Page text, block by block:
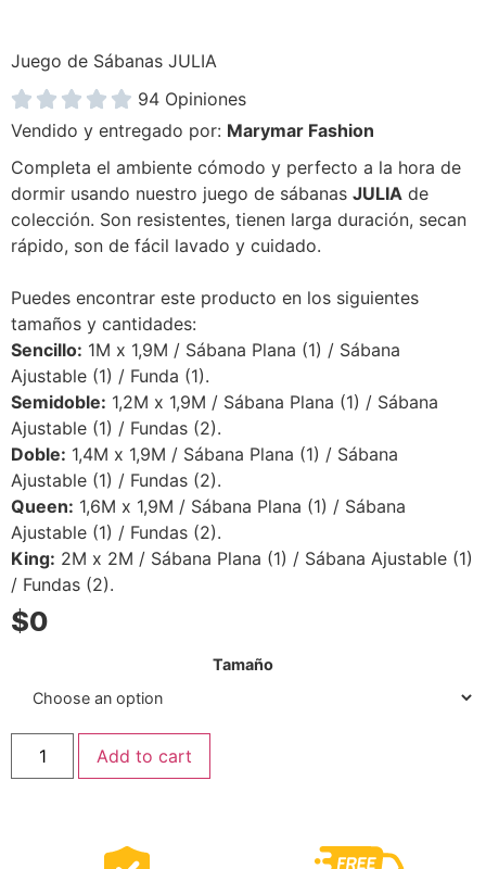
Juego de Sábanas JULIA
     94 Opiniones
Vendido y entregado por: Marymar Fashion
Completa el ambiente cómodo y perfecto a la hora de
dormir usando nuestro juego de sábanas JULIA de
colección. Son resistentes, tienen larga duración, secan
rápido, son de fácil lavado y cuidado.
Puedes encontrar este producto en los siguientes
tamaños y cantidades:
Sencillo: 1M x 1,9M / Sábana Plana (1) / Sábana
Ajustable (1) / Funda (1).
Semidoble: 1,2M x 1,9M / Sábana Plana (1) / Sábana
Ajustable (1) / Fundas (2).
Doble: 1,4M x 1,9M / Sábana Plana (1) / Sábana
Ajustable (1) / Fundas (2).
Queen: 1,6M x 1,9M / Sábana Plana (1) / Sábana
Ajustable (1) / Fundas (2).
King: 2M x 2M / Sábana Plana (1) / Sábana Ajustable (1)
/ Fundas (2).
$0
Tamaño
Add to cart